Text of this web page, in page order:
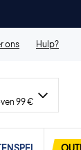
ons Hulp?
99 €